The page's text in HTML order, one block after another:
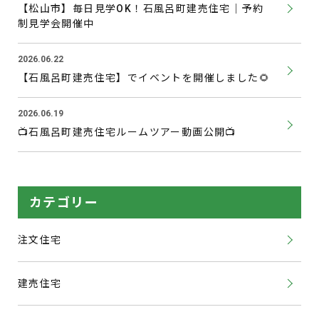
【松山市】毎日見学OK！石風呂町建売住宅｜予約
制見学会開催中
2026.06.22
【石風呂町建売住宅】でイベントを開催しました🌻
2026.06.19
📺石風呂町建売住宅ルームツアー動画公開📺
カテゴリー
注文住宅
建売住宅